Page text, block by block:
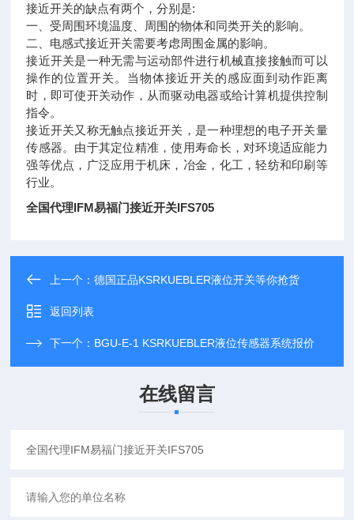
接近开关的缺点有两个，分别是:
一、受周围环境温度、周围的物体和同类开关的影响。
二、电感式接近开关需要考虑周围金属的影响。
接近开关是一种无需与运动部件进行机械直接接触而可以
操作的位置开关。当物体接近开关的感应面到动作距离
时，即可使开关动作，从而驱动电器或给计算机提供控制
指令。
接近开关又称无触点接近开关，是一种理想的电子开关量
传感器。由于其定位精准，使用寿命长，对环境适应能力
强等优点，广泛应用于机床，冶金，化工，轻纺和印刷等
行业。
全国代理IFM易福门接近开关IFS705
上一个：德国正品KSRKUEBLER液位开关等你抢货
返回列表
下一个： BGU-E-1 KSRKUEBLER液位传感器系统报价
在线留言